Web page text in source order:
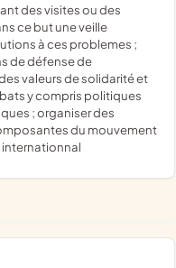
des visites ou des
ce but une veille
à ces problemes ;
de défense de
valeurs de solidarité et
y compris politiques
; organiser des
du mouvement